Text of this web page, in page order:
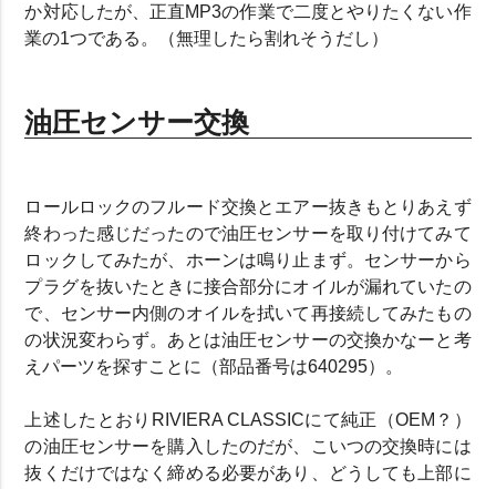
か対応したが、正直MP3の作業で二度とやりたくない作
業の1つである。（無理したら割れそうだし）
油圧センサー交換
ロールロックのフルード交換とエアー抜きもとりあえず
終わった感じだったので油圧センサーを取り付けてみて
ロックしてみたが、ホーンは鳴り止まず。センサーから
プラグを抜いたときに接合部分にオイルが漏れていたの
で、センサー内側のオイルを拭いて再接続してみたもの
の状況変わらず。あとは油圧センサーの交換かなーと考
えパーツを探すことに（部品番号は640295）。
上述したとおりRIVIERA CLASSICにて純正（OEM？）
の油圧センサーを購入したのだが、こいつの交換時には
抜くだけではなく締める必要があり、どうしても上部に